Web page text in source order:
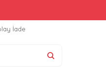
İade